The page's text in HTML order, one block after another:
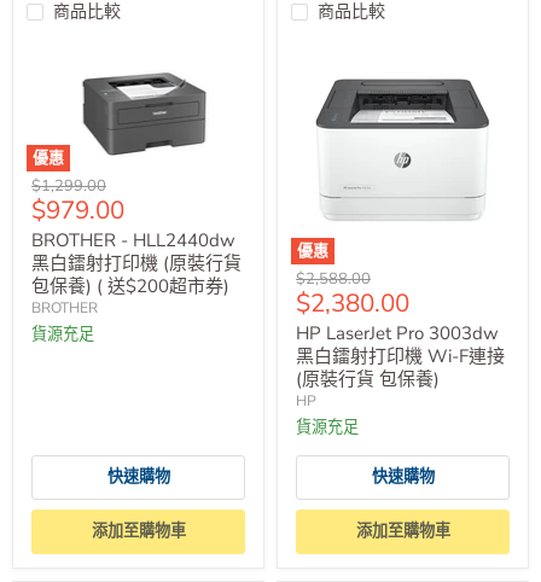
商品比較
優惠
原
價
$1,299.00
售
價
$979.00
BROTHER - HLL2440dw
黑白鐳射打印機 (原裝行貨
包保養) ( 送$200超市券)
BROTHER
貨源充足
快速購物
添加至購物車
商品比較
優惠
原
價
$2,588.00
售
價
$2,380.00
HP LaserJet Pro 3003dw
黑白鐳射打印機 Wi-F連接
(原裝行貨 包保養)
HP
貨源充足
快速購物
添加至購物車